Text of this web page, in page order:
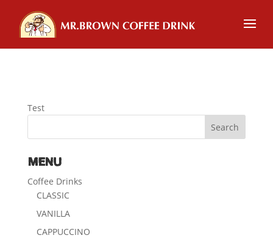
Test
MENU
Coffee Drinks
CLASSIC
VANILLA
CAPPUCCINO